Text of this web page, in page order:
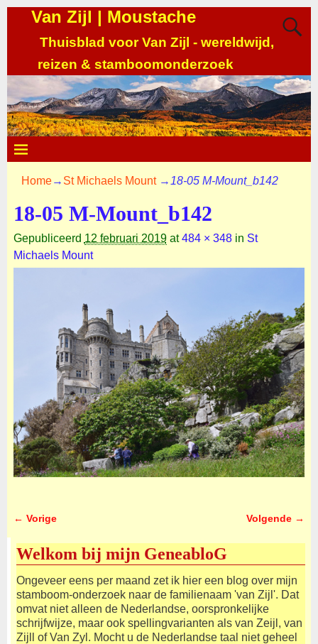
Van Zijl | Moustache
Thuisblad voor Van Zijl - wereldwijd,
reizen & stamboomonderzoek
Home→ St Michaels Mount→ 18-05 M-Mount_b142
18-05 M-Mount_b142
Gepubliceerd 12 februari 2019at484 × 348in St
Michaels Mount
← Vorige Volgende →
Welkom bij mijn GeneabloG
Ongeveer eens per maand zet ik hier een blog over mijn
stamboom-onderzoek naar de familienaam 'van Zijl'. Dat
omvat niet alleen de Nederlandse, oorspronkelijke
schrijfwijze, maar ook spellingvarianten als van Zeijl, van
Zijll of Van Zyl. Mocht u de Nederlandse taal niet geheel